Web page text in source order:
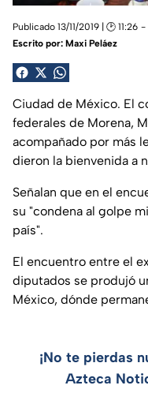
Publicado 13/11/2019 | 🕑 11:26
Escrito por: Maxi Peláez
Ciudad de México. El
federales de Morena,
acompañado por más
dieron la bienvenida a
Señalan que en el
su "condena al golpe
país".
El encuentro entre el
diputados se produjó
México, dónde
¡No te pierdas
Azteca